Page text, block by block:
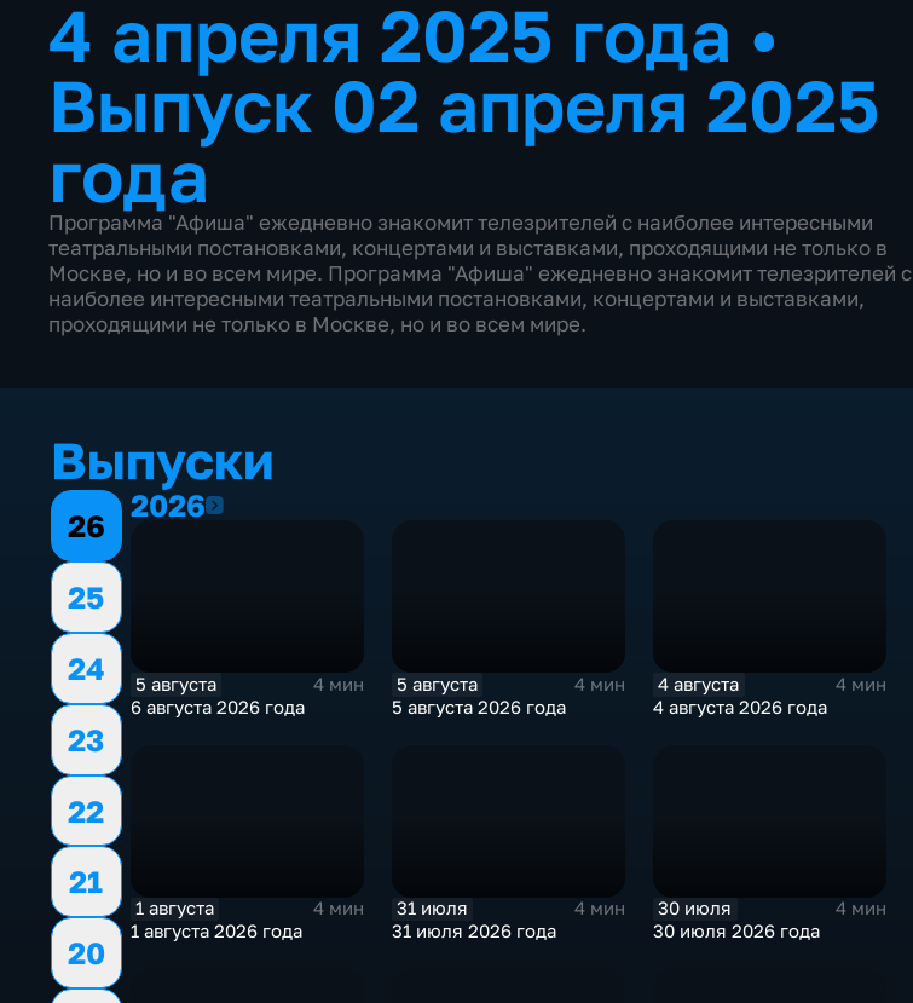
4 апреля 2025 года •
Выпуск 02 апреля 2025
года
Программа "Афиша" ежедневно знакомит телезрителей с наиболее интересными
театральными постановками, концертами и выставками, проходящими не только в
Москве, но и во всем мире. Программа "Афиша" ежедневно знакомит телезрителей с
наиболее интересными театральными постановками, концертами и выставками,
проходящими не только в Москве, но и во всем мире.
Выпуски
26
25
24
23
22
21
20
20262026
5 августа
4 мин
6 августа 2026 года
5 августа
4 мин
5 августа 2026 года
4 августа
4 мин
4 августа 2026 года
1 августа
4 мин
1 августа 2026 года
31 июля
4 мин
31 июля 2026 года
30 июля
4 мин
30 июля 2026 года